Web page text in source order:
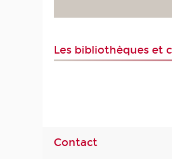
Les bibliothèques et
Contact